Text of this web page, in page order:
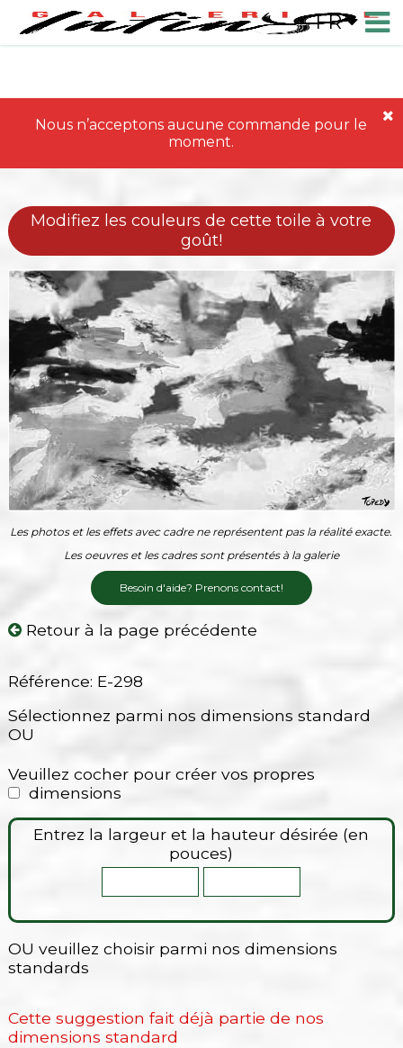
FR
Nous n’acceptons aucune commande pour le
moment.
Modifiez les couleurs de cette toile à votre
goût!
Les photos et les effets avec cadre ne représentent pas la réalité exacte.
Les oeuvres et les cadres sont présentés à la galerie
Besoin d'aide? Prenons contact!
Retour à la page précédente
Référence: E-298
Sélectionnez parmi nos dimensions standard
OU
Veuillez cocher pour créer vos propres
dimensions
Entrez la largeur et la hauteur désirée (en
pouces)
OU veuillez choisir parmi nos dimensions
standards
Cette suggestion fait déjà partie de nos
dimensions standard